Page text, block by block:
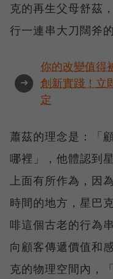
克的再生父母舒茲
行一連串大刀闊斧的
➜
你的改變值得
創新實踐！立
定
蕭茲的理念是：「
哪裡」，他體認到
上面有所作為，因
時間的地方，星巴
啡這個古老的行為
向顧客傳遞價值和
克的物理空間內，